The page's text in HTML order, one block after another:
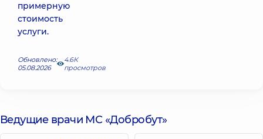
примерную
стоимость
услуги.
Обновлено:
05.08.2026
4.6К
просмотров
Ведущие врачи МС «Добробут»